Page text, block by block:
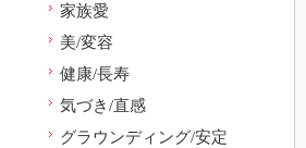
家族愛
美/変容
健康/長寿
気づき/直感
グラウンディング/安定